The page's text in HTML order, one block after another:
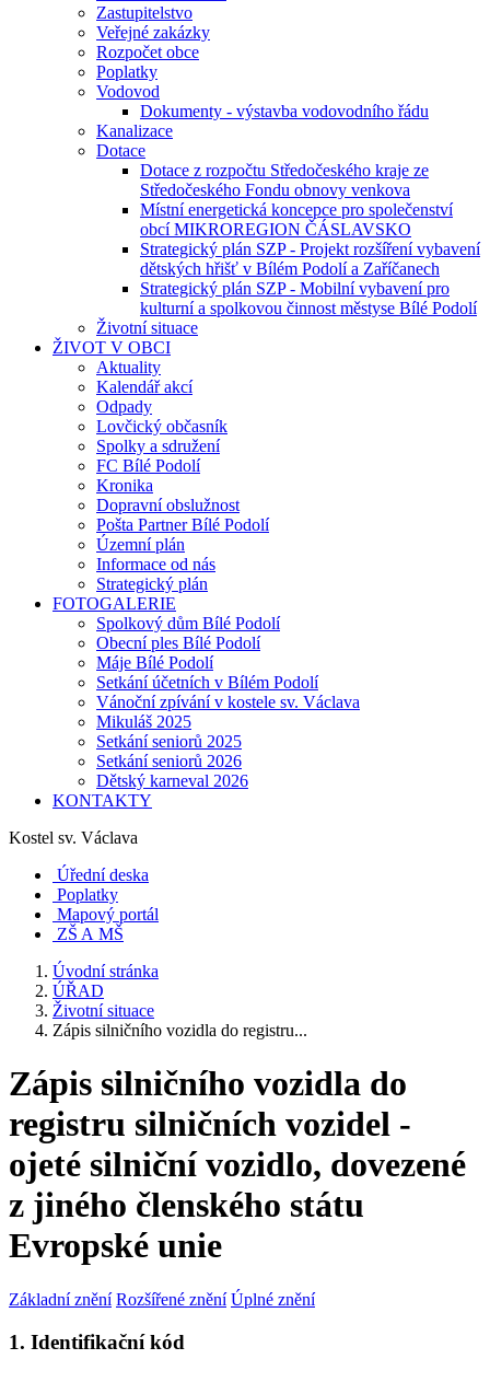
Zastupitelstvo
Veřejné zakázky
Rozpočet obce
Poplatky
Vodovod
Dokumenty - výstavba vodovodního řádu
Kanalizace
Dotace
Dotace z rozpočtu Středočeského kraje ze
Středočeského Fondu obnovy venkova
Místní energetická koncepce pro společenství
obcí MIKROREGION ČÁSLAVSKO
Strategický plán SZP - Projekt rozšíření vybavení
dětských hřišť v Bílém Podolí a Zaříčanech
Strategický plán SZP - Mobilní vybavení pro
kulturní a spolkovou činnost městyse Bílé Podolí
Životní situace
ŽIVOT V OBCI
Aktuality
Kalendář akcí
Odpady
Lovčický občasník
Spolky a sdružení
FC Bílé Podolí
Kronika
Dopravní obslužnost
Pošta Partner Bílé Podolí
Územní plán
Informace od nás
Strategický plán
FOTOGALERIE
Spolkový dům Bílé Podolí
Obecní ples Bílé Podolí
Máje Bílé Podolí
Setkání účetních v Bílém Podolí
Vánoční zpívání v kostele sv. Václava
Mikuláš 2025
Setkání seniorů 2025
Setkání seniorů 2026
Dětský karneval 2026
KONTAKTY
Kostel sv. Václava
Úřední deska
Poplatky
Mapový portál
ZŠ A MŠ
Úvodní stránka
ÚŘAD
Životní situace
Zápis silničního vozidla do registru...
Zápis silničního vozidla do
registru silničních vozidel -
ojeté silniční vozidlo, dovezené
z jiného členského státu
Evropské unie
Základní znění Rozšířené znění Úplné znění
1. Identifikační kód